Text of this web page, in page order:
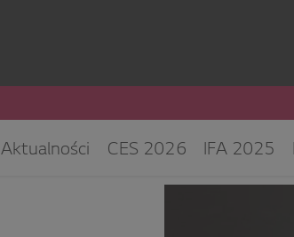
Aktualności CES 2026 IFA 2025
Klimatyzacja i pompy ciepła
Sprzęt IT